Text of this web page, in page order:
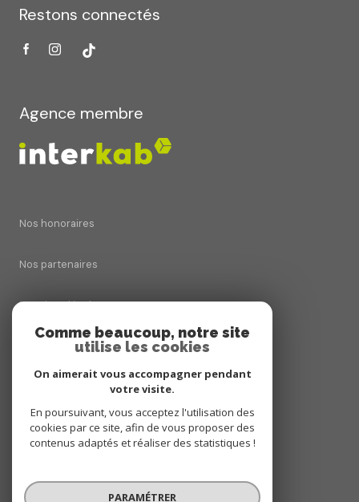
Restons connectés
Agence membre
Nos honoraires
Nos partenaires
Mentions légales
Cookies
© 2026 | Tous droits réservés
Comme beaucoup, notre site
utilise les cookies
On aimerait vous accompagner pendant
votre visite.
En poursuivant, vous acceptez l'utilisation des
cookies par ce site, afin de vous proposer des
contenus adaptés et réaliser des statistiques !
PARAMÉTRER